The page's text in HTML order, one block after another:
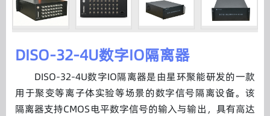
DISO-32-4U数字IO隔离器
DISO-32-4U数字IO隔离器是由星环聚能研发的一款
用于聚变等离子体实验等场景的数字信号隔离设备。该
隔离器支持CMOS电平数字信号的输入与输出，具有高达